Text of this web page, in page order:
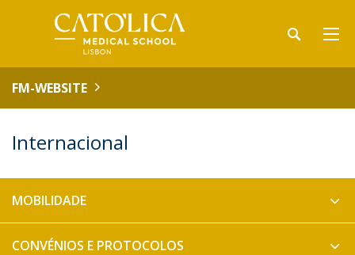
FM-WEBSITE
Internacional
MOBILIDADE
CONVÉNIOS E PROTOCOLOS